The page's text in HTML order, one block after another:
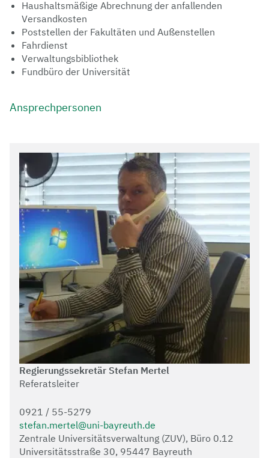
Haushaltsmäßige Abrechnung der anfallenden
Versandkosten
Poststellen der Fakultäten und Außenstellen
Fahrdienst
Verwaltungsbibliothek
Fundbüro der Universität
Ansprechpersonen
Regierungssekretär Stefan Mertel
Referatsleiter
0921 / 55-5279
stefan.mertel@uni-bayreuth.de
Zentrale Universitätsverwaltung (ZUV), Büro 0.12
Universitätsstraße 30, 95447 Bayreuth